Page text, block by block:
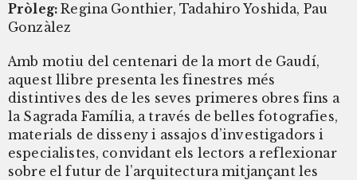
Pròleg: Regina Gonthier, Tadahiro Yoshida, Pau
Gonzàlez
Amb motiu del centenari de la mort de Gaudí,
aquest llibre presenta les finestres més
distintives des de les seves primeres obres fins a
la Sagrada Família, a través de belles fotografies,
materials de disseny i assajos d’investigadors i
especialistes, convidant els lectors a reflexionar
sobre el futur de l’arquitectura mitjançant les